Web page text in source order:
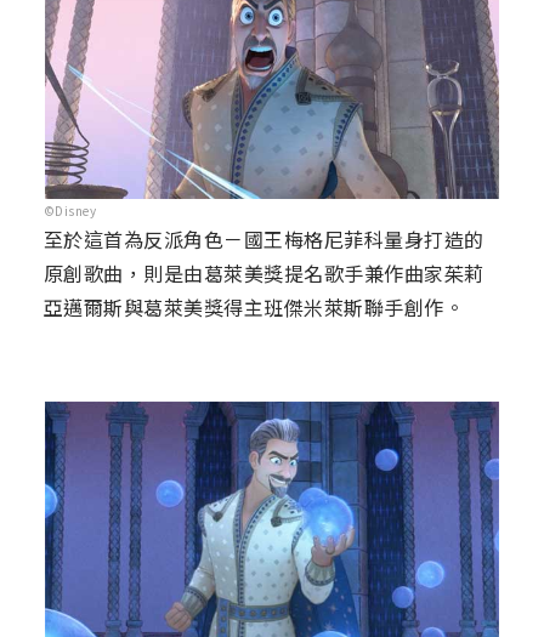
©Disney
至於這首為反派角色－國王梅格尼菲科量身打造的
原創歌曲，則是由葛萊美獎提名歌手兼作曲家茱莉
亞邁爾斯與葛萊美獎得主班傑米萊斯聯手創作。